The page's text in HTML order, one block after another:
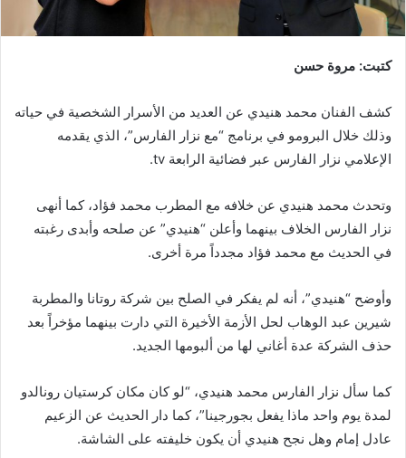
كتبت: مروة حسن
كشف الفنان محمد هنيدي عن العديد من الأسرار الشخصية في حياته
وذلك خلال البرومو في برنامج “مع نزار الفارس”، الذي يقدمه
الإعلامي نزار الفارس عبر فضائية الرابعة tv.
وتحدث محمد هنيدي عن خلافه مع المطرب محمد فؤاد، كما أنهى
نزار الفارس الخلاف بينهما وأعلن “هنيدي” عن صلحه وأبدى رغبته
في الحديث مع محمد فؤاد مجدداً مرة أخرى.
وأوضح “هنيدي”، أنه لم يفكر في الصلح بين شركة روتانا والمطربة
شيرين عبد الوهاب لحل الأزمة الأخيرة التي دارت بينهما مؤخراً بعد
حذف الشركة عدة أغاني لها من ألبومها الجديد.
كما سأل نزار الفارس محمد هنيدي، “لو كان مكان كرستيان رونالدو
لمدة يوم واحد ماذا يفعل بجورجينا”، كما دار الحديث عن الزعيم
عادل إمام وهل نجح هنيدي أن يكون خليفته على الشاشة.